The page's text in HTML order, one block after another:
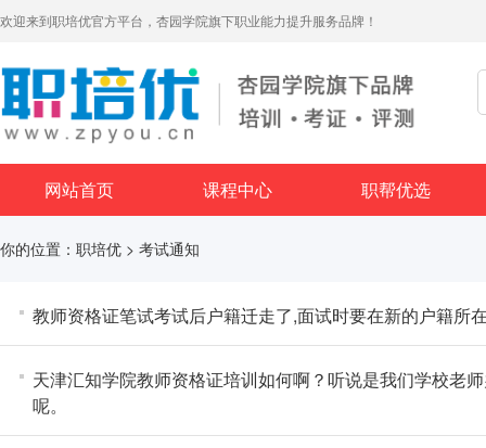
欢迎来到职培优官方平台，杏园学院旗下职业能力提升服务品牌！
网站首页 课程中心 职帮优选
你的位置： 职培优 > 考试通知
教师资格证笔试考试后户籍迁走了,面试时要在新的户籍所
天津汇知学院教师资格证培训如何啊？听说是我们学校老
呢。